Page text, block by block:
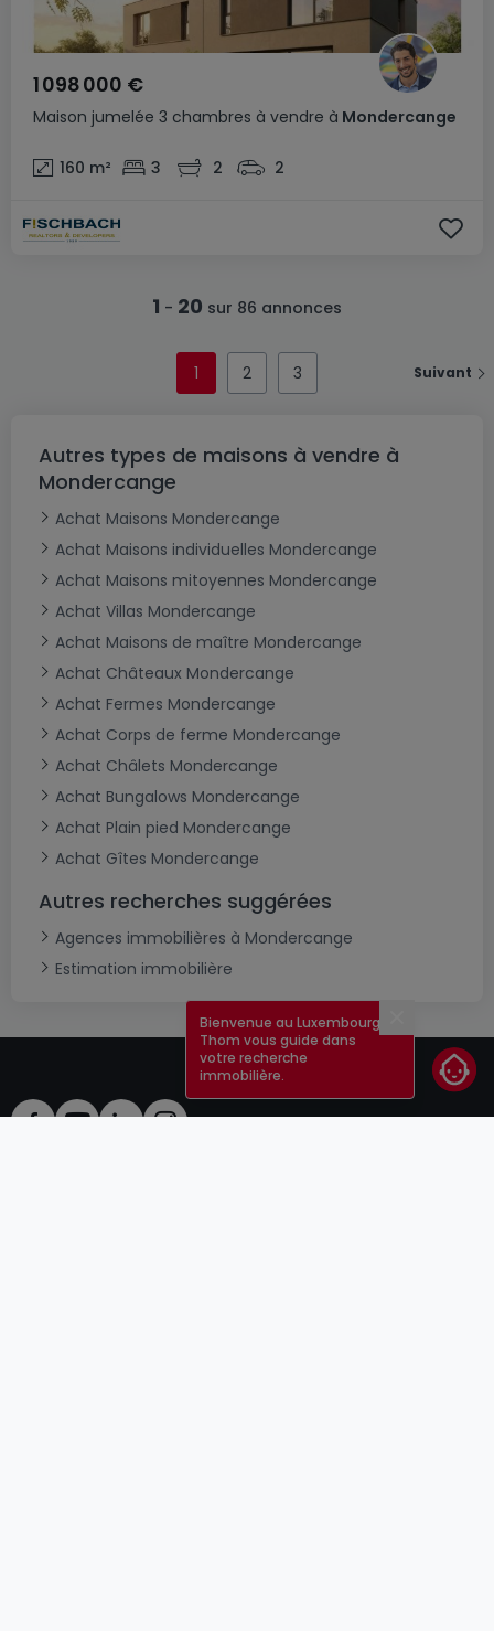
Maison jumelée 3 chambres à vendre à Mondercange
1 098 000 €
160 m² 3 2 2
1 - 20 sur 86 annonces
1 2 3 Suivant
Autres types de maisons à vendre à
Mondercange
Achat Maisons Mondercange
Achat Maisons individuelles Mondercange
Achat Maisons mitoyennes Mondercange
Achat Villas Mondercange
Achat Maisons de maître Mondercange
Achat Châteaux Mondercange
Achat Fermes Mondercange
Achat Corps de ferme Mondercange
Achat Châlets Mondercange
Achat Bungalows Mondercange
Achat Plain pied Mondercange
Achat Gîtes Mondercange
Autres recherches suggérées
Agences immobilières à Mondercange
Estimation immobilière
Bienvenue au Luxembourg !
Thom vous guide dans
votre recherche
immobilière.